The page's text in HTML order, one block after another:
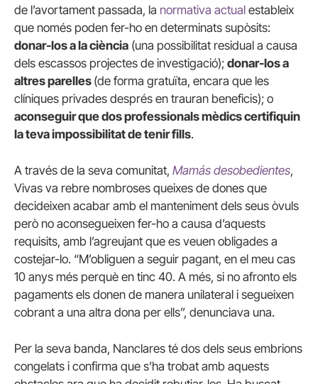
de l’avortament passada, la normativa actual estableix
que només poden fer-ho en determinats supòsits:
donar-los a la ciència (una possibilitat residual a causa
dels escassos projectes de investigació); donar-los a
altres parelles (de forma gratuïta, encara que les
clíniques privades després en trauran beneficis); o
aconseguir que dos professionals mèdics certifiquin
la teva impossibilitat de tenir fills.
A través de la seva comunitat, Mamás desobedientes,
Vivas va rebre nombroses queixes de dones que
decideixen acabar amb el manteniment dels seus òvuls
però no aconsegueixen fer-ho a causa d’aquests
requisits, amb l’agreujant que es veuen obligades a
costejar-lo. “M’obliguen a seguir pagant, en el meu cas
10 anys més perquè en tinc 40. A més, si no afronto els
pagaments els donen de manera unilateral i segueixen
cobrant a una altra dona per ells”, denunciava una.
Per la seva banda, Nanclares té dos dels seus embrions
congelats i confirma que s’ha trobat amb aquests